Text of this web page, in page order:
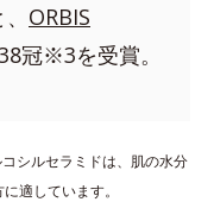
ORBIS
冠※3を受賞。
シルセラミドは、肌の水分
適しています。